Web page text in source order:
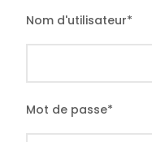
Nom d'utilisateur*
Mot de passe*